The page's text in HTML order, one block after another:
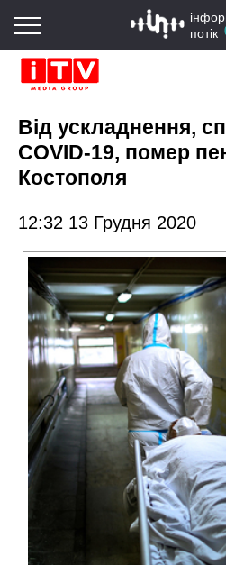
потік
Від ускладнення,
COVID-19, помер
Костополя
12:32 13 Грудня 2020